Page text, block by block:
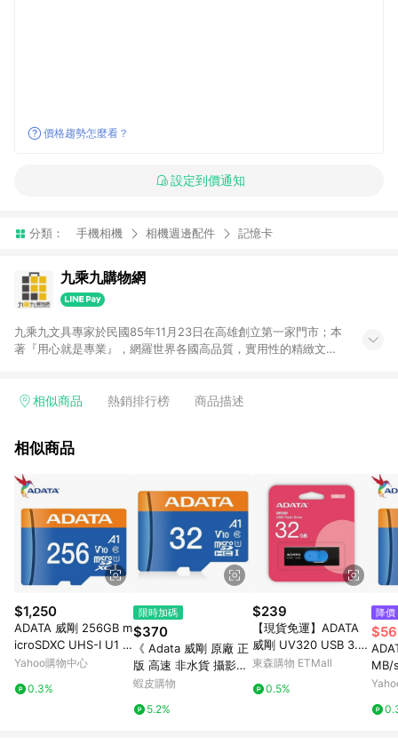
價格趨勢怎麼看？
設定到價通知
分類： 手機相機 相機週邊配件 記憶卡
九乘九購物網
九乘九文具專家於民國85年11月23日在高雄創立第一家門市；本
著『用心就是專業』，網羅世界各國高品質，實用性的精緻文具
非店舖通路及整合虛實行銷為目標，並以完整的物流倉儲系統，
才享有回饋，點數將於廠商出貨後 30 天前後發送。 (2) 門市訂
導購資格。 (3) 使用九乘九APP下單，將無法獲得點數回饋。
相似商品 熱銷排行榜 商品描述
相似商品
$1,250
ADATA 威剛 256GB m
icroSDXC UHS-I U1 A
1 V10 記憶卡
Yahoo購物中心
0.3%
限時加碼
$370
《 Adata 威剛 原廠 正
版 高速 非水貨 攝影機
可用 》Premier micro
卡
蝦皮購物
5.2%
$239
【現貨免運】ADATA
威剛 UV320 USB 3.2
32G 推式 高速隨身碟
東森購物 ETMall
0.5%
降價
MB/
S-I